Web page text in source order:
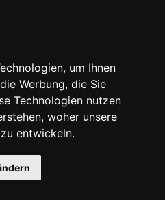
um Ihnen
Werbung, die Sie
Technologien nutzen
woher unsere
entwickeln.